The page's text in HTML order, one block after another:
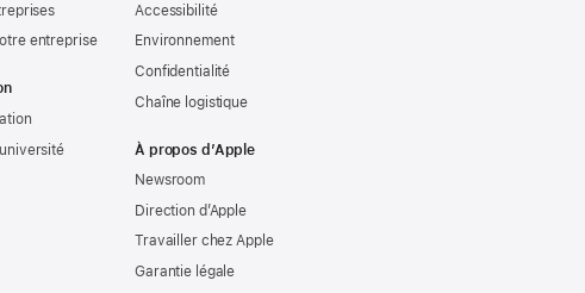
entreprise
Accessibilité
Environnement
Confidentialité
Chaîne logistique
À propos d’Apple
Newsroom
Direction d’Apple
Travailler chez Apple
Garantie légale